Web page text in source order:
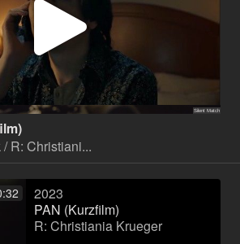
Video
R: Christiani...
2023
PAN (Kurzfilm)
R: Christiania Krueger